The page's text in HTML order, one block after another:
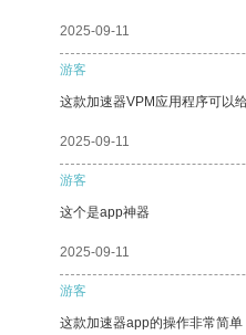
2025-09-11
游客
这款加速器VPM应用程序可以
2025-09-11
游客
这个是app神器
2025-09-11
游客
这款加速器app的操作非常简单